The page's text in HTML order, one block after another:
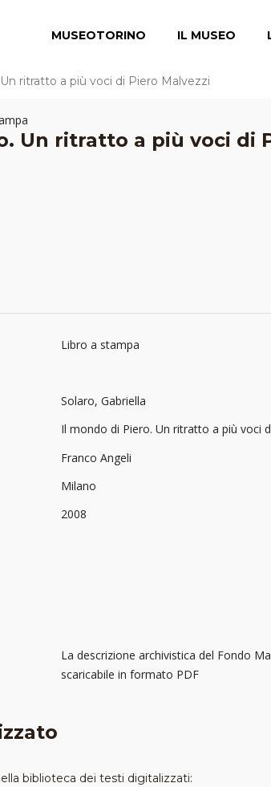
MUSEOTORINO IL MUSEO
ritratto a più voci di Piero Malvezzi
Un ritratto a più voci di
Libro a stampa
Solaro, Gabriella
Il mondo di Piero. Un ritratto a più voci
Franco Angeli
Milano
2008
La descrizione archivistica del Fondo
scaricabile in formato PDF
biblioteca dei testi digitalizzati: